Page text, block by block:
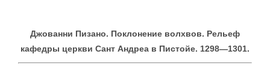
Джованни Пизано. Поклонение волхвов. Рельеф
кафедры церкви Сант Андреа в Пистойе. 1298—1301.